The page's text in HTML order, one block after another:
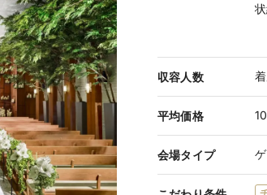
収容人数
平均価格
会場タイプ